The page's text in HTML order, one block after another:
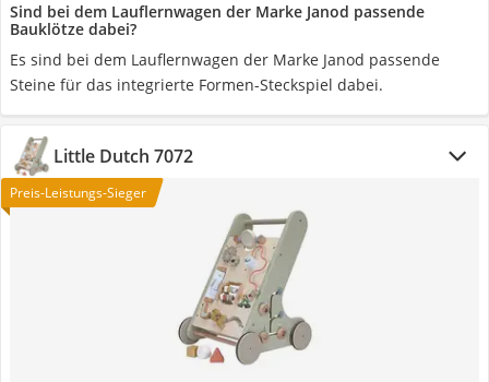
Sind bei dem Lauflernwagen der Marke Janod passende
Bauklötze dabei?
Es sind bei dem Lauflernwagen der Marke Janod passende
Steine für das integrierte Formen-Steckspiel dabei.
Little Dutch 7072
Preis-Leistungs-Sieger